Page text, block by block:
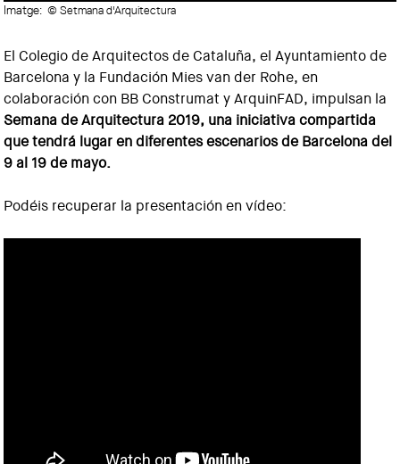
Imatge: © Setmana d'Arquitectura
El Colegio de Arquitectos de Cataluña, el Ayuntamiento de
Barcelona y la Fundación Mies van der Rohe, en
colaboración con BB Construmat y ArquinFAD, impulsan la
Semana de Arquitectura 2019, una iniciativa compartida
que tendrá lugar en diferentes escenarios de Barcelona del
9 al 19 de mayo.
Podéis recuperar la presentación en vídeo: